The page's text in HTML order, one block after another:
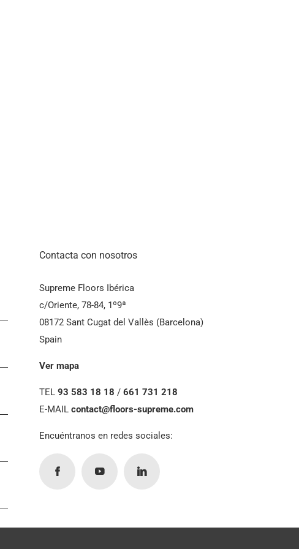
Contacta con nosotros
Supreme Floors Ibérica
c/Oriente, 78-84, 1º9ª
08172 Sant Cugat del Vallès (Barcelona)
Spain
Ver mapa
TEL93 583 18 18 /661 731 218
E-MAILcontact@floors-supreme.com
Encuéntranos en redes sociales: